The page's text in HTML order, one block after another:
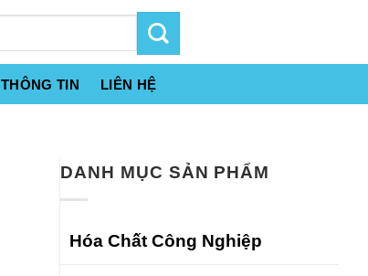
THÔNG TIN LIÊN HỆ
DANH MỤC SẢN PHẨM
Hóa Chất Công Nghiệp